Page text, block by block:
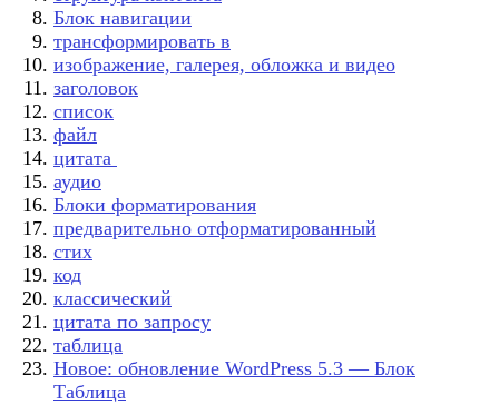
Блок навигации
трансформировать в
изображение, галерея, обложка и видео
заголовок
список
файл
цитата
аудио
Блоки форматирования
предварительно отформатированный
стих
код
классический
цитата по запросу
таблица
Новое: обновление WordPress 5.3 — Блок
Таблица